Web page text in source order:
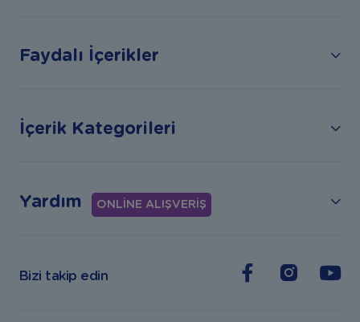
Faydalı İçerikler
İçerik Kategorileri
Yardım ONLİNE ALIŞVERİŞ
Bizi takip edin